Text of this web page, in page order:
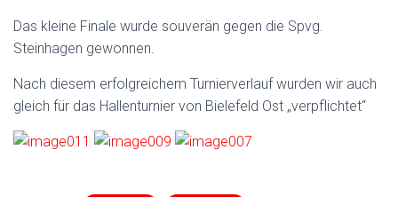
Das kleine Finale wurde souverän gegen die Spvg.
Steinhagen gewonnen.
Nach diesem erfolgreichem Turnierverlauf wurden wir auch
gleich für das Hallenturnier von Bielefeld Ost „verpflichtet“